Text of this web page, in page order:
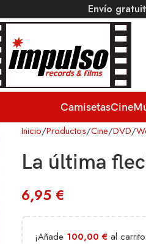
Envío
CamisetasCine
Inicio Productos Cine DVD
La última
6,95 €
¡Añade 100,00 € al